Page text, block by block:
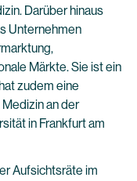
Darüber hinaus
Unternehmen
Märkte. Sie ist ein
zudem eine
an der
in Frankfurt am
Aufsichtsräte im